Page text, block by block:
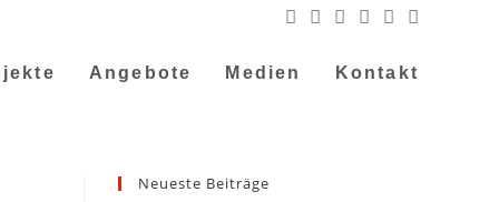
Angebote Medien Kontakt
Neueste Beiträge